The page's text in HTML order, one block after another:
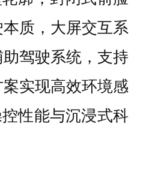
质，大屏交互系
驾驶系统，支持
实现高效环境感
性能与沉浸式科